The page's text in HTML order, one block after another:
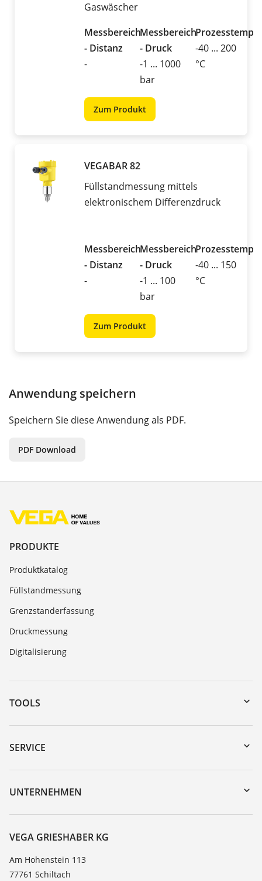
Gaswäscher
Messbereich
- Distanz
-
Messbereich
- Druck
-1 ... 1000
bar
-40 ... 200
°C
Zum Produkt
VEGABAR 82
Füllstandmessung mittels
elektronischem Differenzdruck
Messbereich
- Distanz
-
Messbereich
- Druck
-1 ... 100
bar
-40 ... 150
°C
Zum Produkt
Anwendung speichern
Speichern Sie diese Anwendung als PDF.
PDF Download
PRODUKTE
Produktkatalog
Füllstandmessung
Grenzstanderfassung
Druckmessung
Digitalisierung
TOOLS
Download-Center
Gerätesuche (Seriennummer)
DTM Collection/PACTware
SERVICE
Geräterücksendung
Trainings
TeamViewer
UNTERNEHMEN
Karriere
Über VEGA
Kontakt
News
VEGA GRIESHABER KG
Am Hohenstein 113
77761 Schiltach